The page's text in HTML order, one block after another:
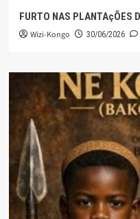
FURTO NAS PLANTAçÕES
Wizi-Kongo 30/06/2026